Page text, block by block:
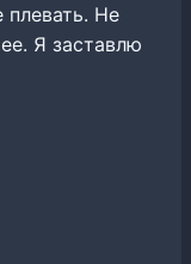
плевать. Не
Я заставлю